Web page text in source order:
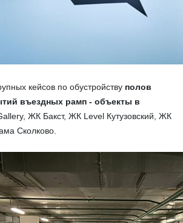
кейсов по обустройству полов
въездных рамп - объекты в
ЖК Бакст, ЖК Level Кутузовский, ЖК
Сколково.